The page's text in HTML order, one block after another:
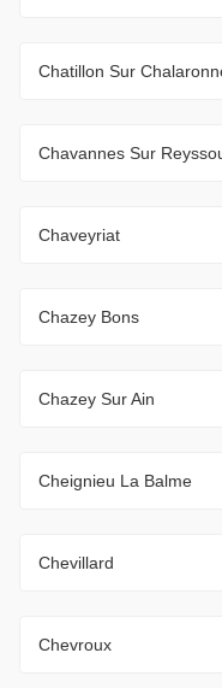
Chatillon Sur
Chavannes Sur
Chaveyriat
Chazey Bons
Chazey Sur Ain
Cheignieu La Balme
Chevillard
Chevroux